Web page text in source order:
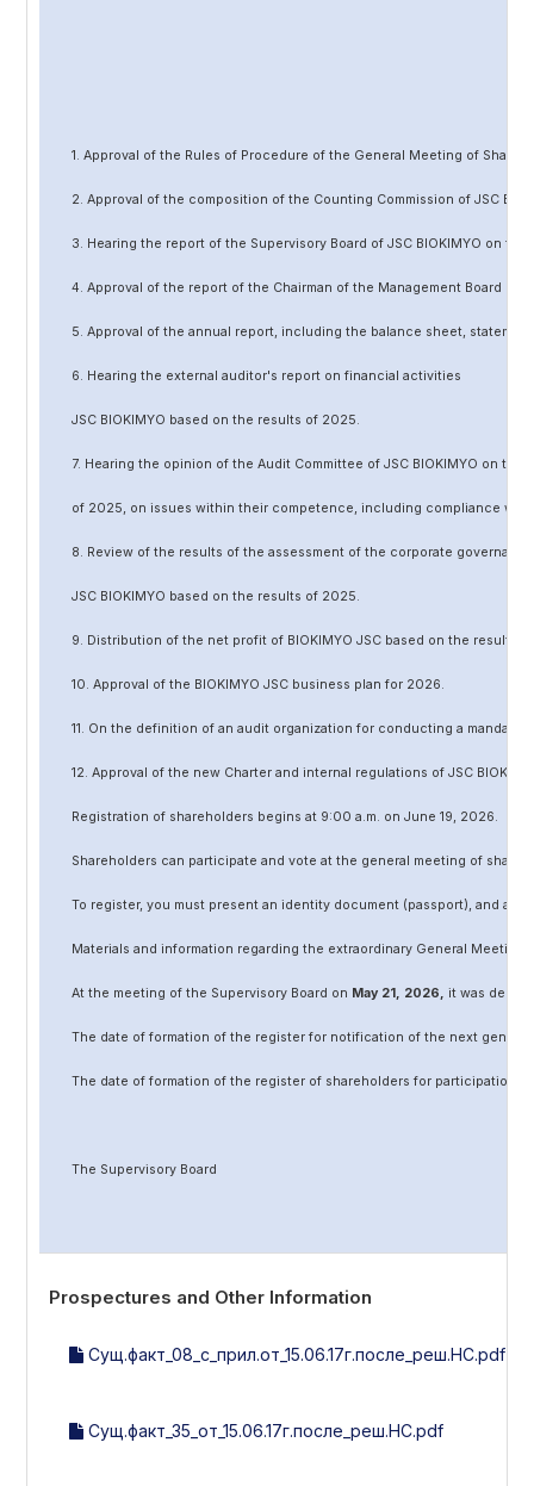
1. Approval of the Rules of Procedure of the General Meeting of
2. Approval of the composition of the Counting Commission of JSC
3. Hearing the report of the Supervisory Board of JSC BIOKIMYO on
4. Approval of the report of the Chairman of the Management Board
5. Approval of the annual report, including the balance sheet,
6. Hearing the external auditor's report on financial activities
JSC BIOKIMYO based on the results of 2025.
7. Hearing the opinion of the Audit Committee of JSC BIOKIMYO on the
of 2025, on issues within their competence, including compliance
8. Review of the results of the assessment of the corporate
JSC BIOKIMYO based on the results of 2025.
9. Distribution of the net profit of BIOKIMYO JSC based on the results
10. Approval of the BIOKIMYO JSC business plan for 2026.
11. On the definition of an audit organization for conducting a
12. Approval of the new Charter and internal regulations of JSC
Registration of shareholders begins at 9:00 a.m. on June 19, 2026.
Shareholders can participate and vote at the general meeting of
To register, you must present an identity document (passport), and a
Materials and information regarding the extraordinary General
At the meeting of the Supervisory Board on May21, 2026, it was
The date of formation of the register for notification of the next
The date of formation of the register of shareholders for participation
The Supervisory Board
Prospectures and Other Information
Сущ.факт_08_с_прил.от_15.06.17г.после_реш.НС.pdf
Сущ.факт_35_от_15.06.17г.после_реш.НС.pdf